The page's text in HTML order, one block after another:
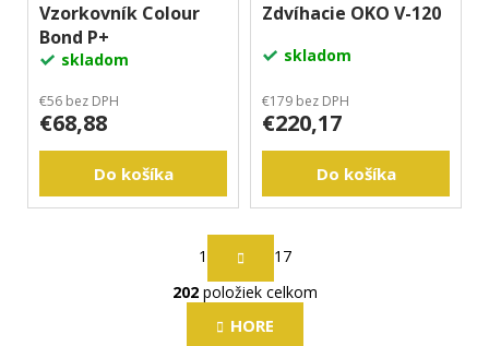
Vzorkovník Colour
Bond P+
skladom
€56 bez DPH
€68,88
Do košíka
Zdvíhacie OKO V-120
skladom
€179 bez DPH
€220,17
Do košíka
O
v
t
r
á
n
1
17
202položiek celkom
HORE